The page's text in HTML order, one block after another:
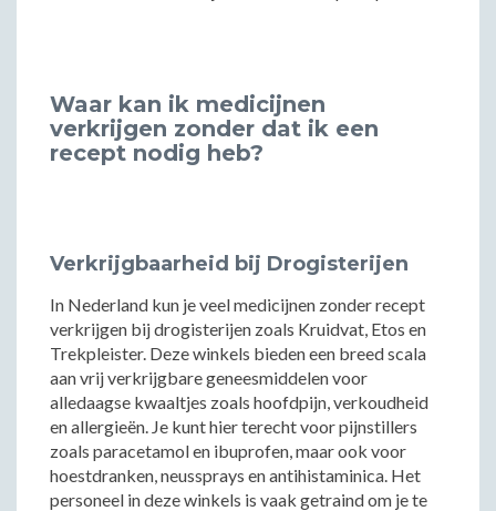
Waar kan ik medicijnen
verkrijgen zonder dat ik een
recept nodig heb?
Verkrijgbaarheid bij Drogisterijen
In Nederland kun je veel medicijnen zonder recept
verkrijgen bij drogisterijen zoals Kruidvat, Etos en
Trekpleister. Deze winkels bieden een breed scala
aan vrij verkrijgbare geneesmiddelen voor
alledaagse kwaaltjes zoals hoofdpijn, verkoudheid
en allergieën. Je kunt hier terecht voor pijnstillers
zoals paracetamol en ibuprofen, maar ook voor
hoestdranken, neussprays en antihistaminica. Het
personeel in deze winkels is vaak getraind om je te